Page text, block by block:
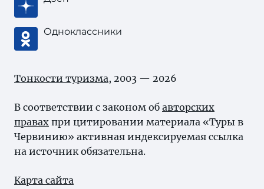
Одноклассники
Тонкости туризма, 2003 — 2026
В соответствии с законом об авторских
правах при цитировании материала «Туры в
Червинию» активная индексируемая ссылка
на источник обязательна.
Карта сайта